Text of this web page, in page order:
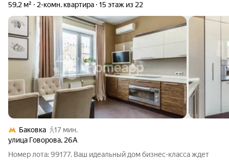
59,2 м² 2-комн. квартира 15 этаж из 22
Баковка
17 мин.
улица Говорова, 26А
Номер лота: 99177. Ваш идеальный дом бизнес-класса ждет